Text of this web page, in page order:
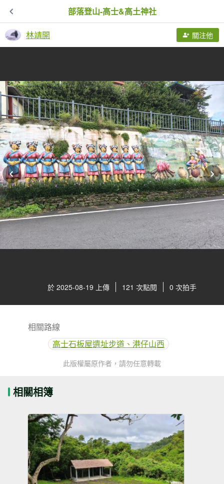
部落登山-高士&高土神社
林靖開 關注他
於 2025-08-19 上傳 121 次點閱 0 次拍手
相關路線
高士石板屋遺址步道、港仔山西
此版權屬原作者，請勿任意轉載
相關相簿